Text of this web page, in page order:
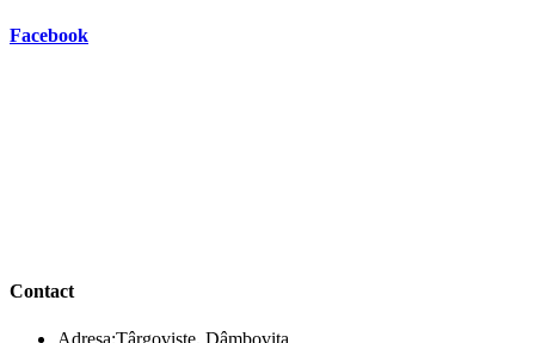
Facebook
Contact
Adresa:Târgoviște, Dâmbovița